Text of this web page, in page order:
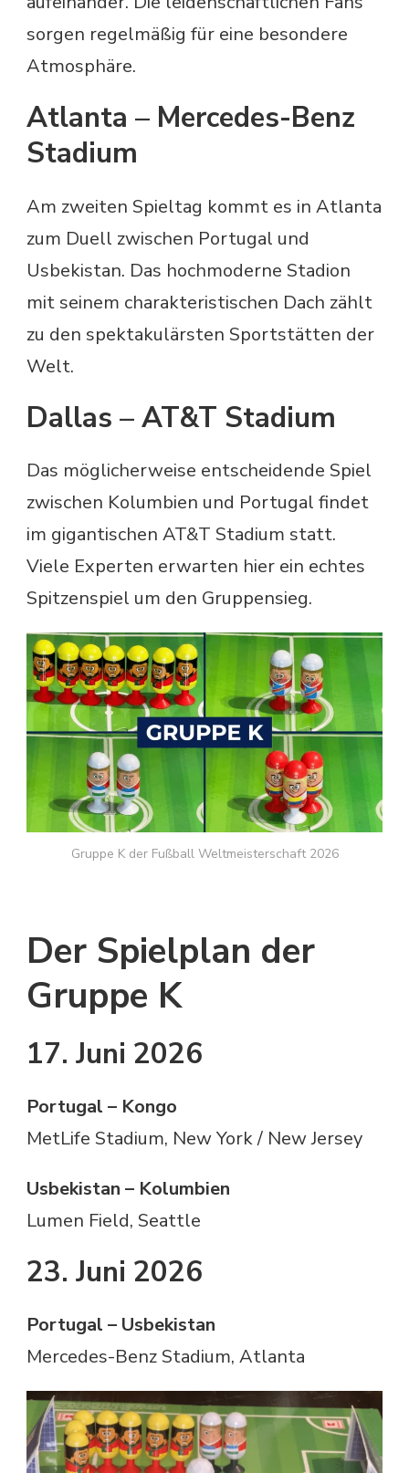
sorgen regelmäßig für eine besondere
Atmosphäre.
Atlanta – Mercedes-Benz
Stadium
Am zweiten Spieltag kommt es in Atlanta
zum Duell zwischen Portugal und
Usbekistan. Das hochmoderne Stadion
mit seinem charakteristischen Dach zählt
zu den spektakulärsten Sportstätten der
Welt.
Dallas – AT&T Stadium
Das möglicherweise entscheidende Spiel
zwischen Kolumbien und Portugal findet
im gigantischen AT&T Stadium statt.
Viele Experten erwarten hier ein echtes
Spitzenspiel um den Gruppensieg.
Gruppe K der Fußball Weltmeisterschaft 2026
Der Spielplan der
Gruppe K
17. Juni 2026
Portugal – Kongo
MetLife Stadium, New York / New Jersey
Usbekistan – Kolumbien
Lumen Field, Seattle
23. Juni 2026
Portugal – Usbekistan
Mercedes-Benz Stadium, Atlanta